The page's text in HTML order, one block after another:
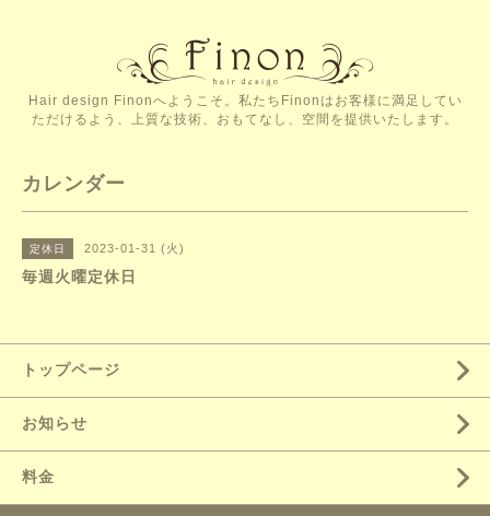
Hair design Finonへようこそ。私たちFinonはお客様に満足してい
ただけるよう、上質な技術、おもてなし、空間を提供いたします。
カレンダー
定休日 2023-01-31 (火)
毎週火曜定休日
トップページ
お知らせ
料金